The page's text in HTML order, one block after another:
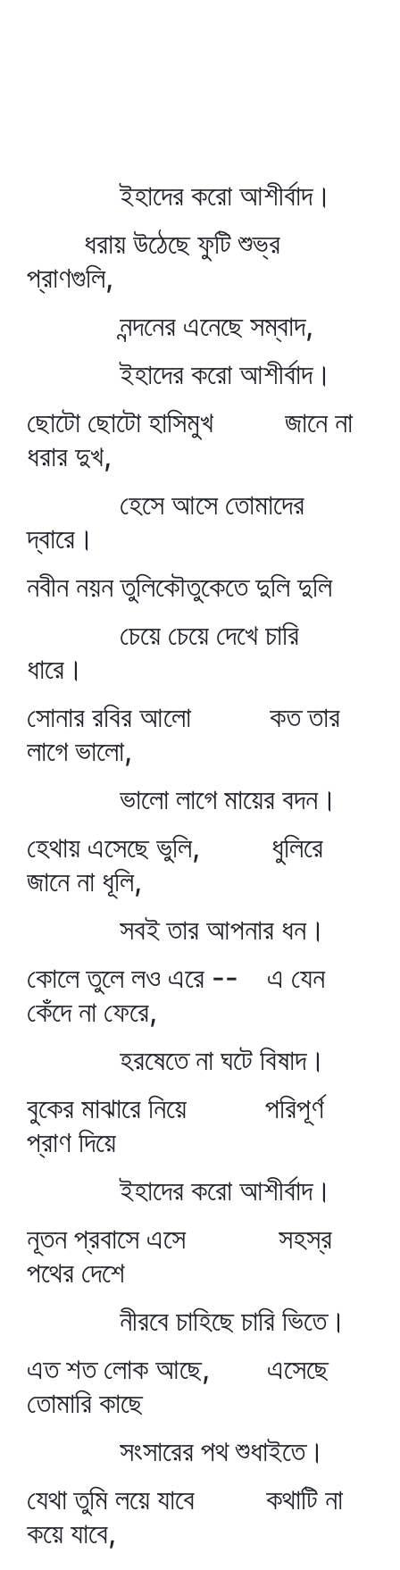
ইহাদের করো আশীর্বাদ।
ধরায় উঠেছে ফুটি শুভ্র
প্রাণগুলি,
নন্দনের এনেছে সম্বাদ,
ইহাদের করো আশীর্বাদ।
ছোটো ছোটো হাসিমুখ জানে না
ধরার দুখ,
হেসে আসে তোমাদের
দ্বারে।
নবীন নয়ন তুলিকৌতুকেতে দুলি দুলি
চেয়ে চেয়ে দেখে চারি
ধারে।
সোনার রবির আলো কত তার
লাগে ভালো,
ভালো লাগে মায়ের বদন।
হেথায় এসেছে ভুলি, ধুলিরে
জানে না ধূলি,
সবই তার আপনার ধন।
কোলে তুলে লও এরে -- এ যেন
কেঁদে না ফেরে,
হরষেতে না ঘটে বিষাদ।
বুকের মাঝারে নিয়ে পরিপূর্ণ
প্রাণ দিয়ে
ইহাদের করো আশীর্বাদ।
নূতন প্রবাসে এসে সহস্র
পথের দেশে
নীরবে চাহিছে চারি ভিতে।
এত শত লোক আছে, এসেছে
তোমারি কাছে
সংসারের পথ শুধাইতে।
যেথা তুমি লয়ে যাবে কথাটি না
কয়ে যাবে,